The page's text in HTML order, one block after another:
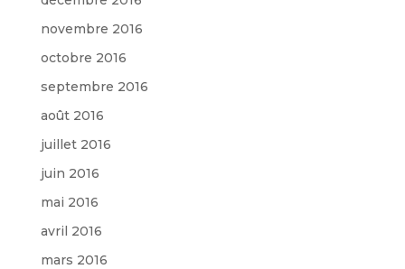
novembre 2016
octobre 2016
septembre 2016
août 2016
juillet 2016
juin 2016
mai 2016
avril 2016
mars 2016